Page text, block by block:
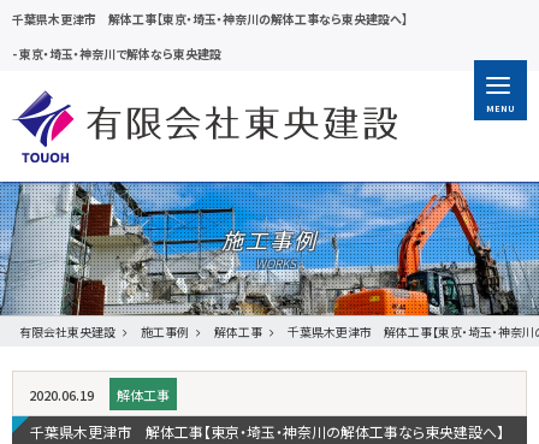
千葉県木更津市 解体工事【東京・埼玉・神奈川の解体工事なら東央建設へ】
-東京・埼玉・神奈川で解体なら東央建設
MENU
施工事例
有限会社東央建設 施工事例 解体工事 千葉県木更津市 解体工事【東京・埼玉・神奈
2020.06.19 解体工事
千葉県木更津市 解体工事【東京・埼玉・神奈川の解体工事なら東央建設へ】